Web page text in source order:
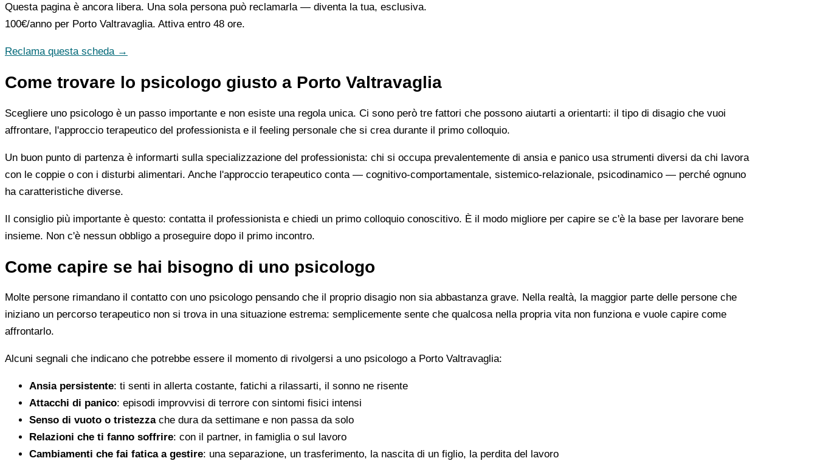
Questa pagina è ancora libera. Una sola persona può reclamarla — diventa la tua, esclusiva.
100€/anno per Porto Valtravaglia. Attiva entro 48 ore.
Reclama questa scheda →
Come trovare lo psicologo giusto a Porto Valtravaglia
Scegliere uno psicologo è un passo importante e non esiste una regola unica. Ci sono però tre fattori che possono aiutarti a orientarti: il tipo di disagio che vuoi
affrontare, l'approccio terapeutico del professionista e il feeling personale che si crea durante il primo colloquio.
Un buon punto di partenza è informarti sulla specializzazione del professionista: chi si occupa prevalentemente di ansia e panico usa strumenti diversi da chi lavora
con le coppie o con i disturbi alimentari. Anche l'approccio terapeutico conta — cognitivo-comportamentale, sistemico-relazionale, psicodinamico — perché ognuno
ha caratteristiche diverse.
Il consiglio più importante è questo: contatta il professionista e chiedi un primo colloquio conoscitivo. È il modo migliore per capire se c'è la base per lavorare bene
insieme. Non c'è nessun obbligo a proseguire dopo il primo incontro.
Come capire se hai bisogno di uno psicologo
Molte persone rimandano il contatto con uno psicologo pensando che il proprio disagio non sia abbastanza grave. Nella realtà, la maggior parte delle persone che
iniziano un percorso terapeutico non si trova in una situazione estrema: semplicemente sente che qualcosa nella propria vita non funziona e vuole capire come
affrontarlo.
Alcuni segnali che indicano che potrebbe essere il momento di rivolgersi a uno psicologo a Porto Valtravaglia:
Ansia persistente: ti senti in allerta costante, fatichi a rilassarti, il sonno ne risente
Attacchi di panico: episodi improvvisi di terrore con sintomi fisici intensi
Senso di vuoto o tristezzache dura da settimane e non passa da solo
Relazioni che ti fanno soffrire: con il partner, in famiglia o sul lavoro
Cambiamenti che fai fatica a gestire: una separazione, un trasferimento, la nascita di un figlio, la perdita del lavoro